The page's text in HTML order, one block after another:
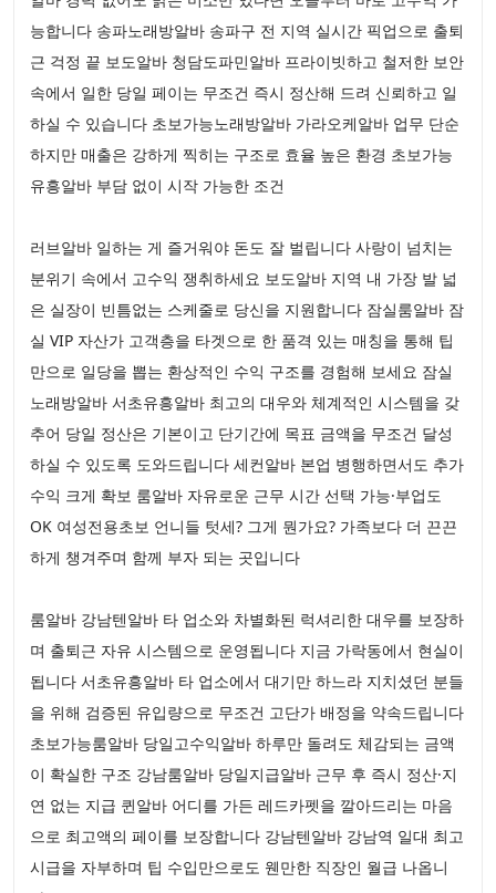
능합니다 송파노래방알바 송파구 전 지역 실시간 픽업으로 출퇴
근 걱정 끝 보도알바 청담도파민알바 프라이빗하고 철저한 보안
속에서 일한 당일 페이는 무조건 즉시 정산해 드려 신뢰하고 일
하실 수 있습니다 초보가능노래방알바 가라오케알바 업무 단순
하지만 매출은 강하게 찍히는 구조로 효율 높은 환경 초보가능
유흥알바 부담 없이 시작 가능한 조건
러브알바 일하는 게 즐거워야 돈도 잘 벌립니다 사랑이 넘치는
분위기 속에서 고수익 쟁취하세요 보도알바 지역 내 가장 발 넓
은 실장이 빈틈없는 스케줄로 당신을 지원합니다 잠실룸알바 잠
실 VIP 자산가 고객층을 타겟으로 한 품격 있는 매칭을 통해 팁
만으로 일당을 뽑는 환상적인 수익 구조를 경험해 보세요 잠실
노래방알바 서초유흥알바 최고의 대우와 체계적인 시스템을 갖
추어 당일 정산은 기본이고 단기간에 목표 금액을 무조건 달성
하실 수 있도록 도와드립니다 세컨알바 본업 병행하면서도 추가
수익 크게 확보 룸알바 자유로운 근무 시간 선택 가능·부업도
OK 여성전용초보 언니들 텃세? 그게 뭔가요? 가족보다 더 끈끈
하게 챙겨주며 함께 부자 되는 곳입니다
룸알바 강남텐알바 타 업소와 차별화된 럭셔리한 대우를 보장하
며 출퇴근 자유 시스템으로 운영됩니다 지금 가락동에서 현실이
됩니다 서초유흥알바 타 업소에서 대기만 하느라 지치셨던 분들
을 위해 검증된 유입량으로 무조건 고단가 배정을 약속드립니다
초보가능룸알바 당일고수익알바 하루만 돌려도 체감되는 금액
이 확실한 구조 강남룸알바 당일지급알바 근무 후 즉시 정산·지
연 없는 지급 퀸알바 어디를 가든 레드카펫을 깔아드리는 마음
으로 최고액의 페이를 보장합니다 강남텐알바 강남역 일대 최고
시급을 자부하며 팁 수입만으로도 웬만한 직장인 월급 나옵니